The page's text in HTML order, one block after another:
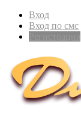
Вход
Вход по смс